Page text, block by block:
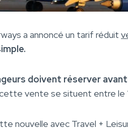
a annoncé un tarif réduit
doivent réserver avant
vente se situent entre le
nouvelle avec Travel +